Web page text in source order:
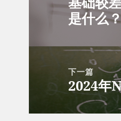
篇
章：
是什么
下一篇
下
文
2024年